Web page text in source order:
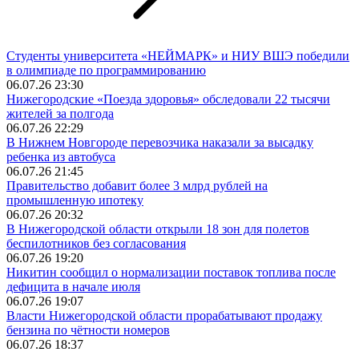
Студенты университета «НЕЙМАРК» и НИУ ВШЭ победили
в олимпиаде по программированию
06.07.26 23:30
Нижегородские «Поезда здоровья» обследовали 22 тысячи
жителей за полгода
06.07.26 22:29
В Нижнем Новгороде перевозчика наказали за высадку
ребенка из автобуса
06.07.26 21:45
Правительство добавит более 3 млрд рублей на
промышленную ипотеку
06.07.26 20:32
В Нижегородской области открыли 18 зон для полетов
беспилотников без согласования
06.07.26 19:20
Никитин сообщил о нормализации поставок топлива после
дефицита в начале июля
06.07.26 19:07
Власти Нижегородской области прорабатывают продажу
бензина по чётности номеров
06.07.26 18:37